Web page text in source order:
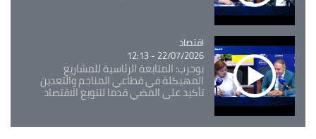
Catégorie
اقتصاد
22/07/2026 - 12:13
بوحرب: المتابعة الرئاسية للمشاريع
المهيكلة في قطاعي المناجم والتعدين
تأكيد على المضي قدما لتنويع الاقتصاد